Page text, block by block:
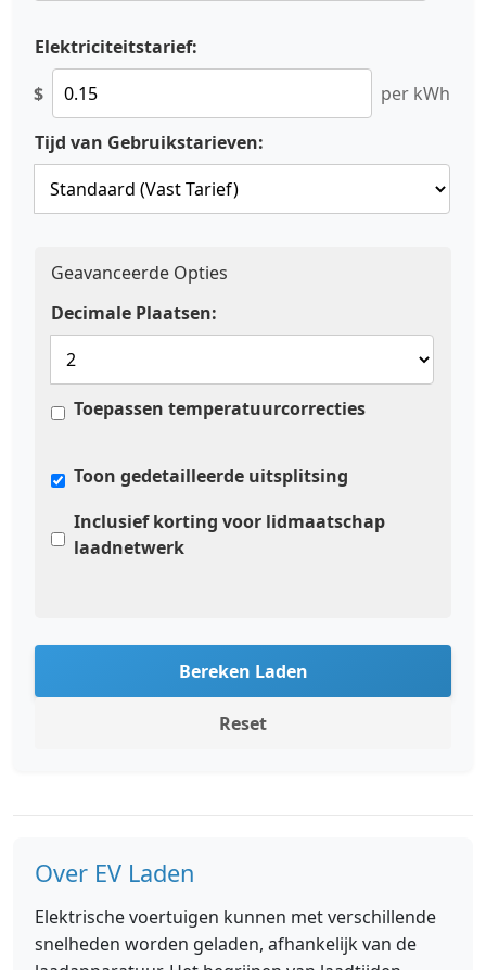
Elektriciteitstarief:
$
per kWh
Tijd van Gebruikstarieven:
Geavanceerde Opties
Decimale Plaatsen:
Toepassen temperatuurcorrecties
Toon gedetailleerde uitsplitsing
Inclusief korting voor lidmaatschap
laadnetwerk
Bereken Laden
Reset
Over EV Laden
Elektrische voertuigen kunnen met verschillende
snelheden worden geladen, afhankelijk van de